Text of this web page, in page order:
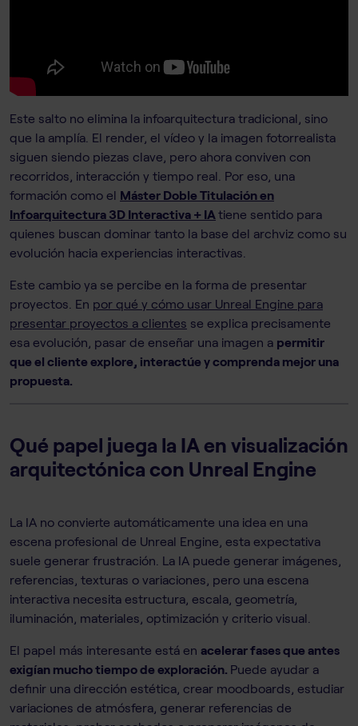
Este salto no elimina la infoarquitectura tradicional, sino
que la amplía. El render, el vídeo y la imagen fotorrealista
siguen siendo piezas clave, pero ahora conviven con
recorridos, interacción y tiempo real. Por eso, una
formación como el Máster Doble Titulación en
Infoarquitectura 3D Interactiva + IA tiene sentido para
quienes buscan dominar tanto la base del archviz como su
evolución hacia experiencias interactivas.
Este cambio ya se percibe en la forma de presentar
proyectos. En por qué y cómo usar Unreal Engine para
presentar proyectos a clientes se explica precisamente
esa evolución, pasar de enseñar una imagen a permitir
que el cliente explore, interactúe y comprenda mejor una
propuesta.
Qué papel juega la IA en visualización
arquitectónica con Unreal Engine
La IA no convierte automáticamente una idea en una
escena profesional de Unreal Engine, esta expectativa
suele generar frustración. La IA puede generar imágenes,
referencias, texturas o variaciones, pero una escena
interactiva necesita estructura, escala, geometría,
iluminación, materiales, optimización y criterio visual.
El papel más interesante está en acelerar fases que antes
exigían mucho tiempo de exploración. Puede ayudar a
definir una dirección estética, crear moodboards, estudiar
variaciones de atmósfera, generar referencias de